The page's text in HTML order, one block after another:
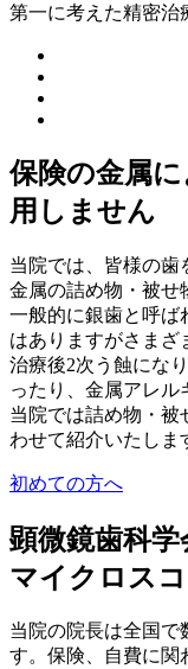
第一に考えた精密治
保険の金属
用しません
当院では、皆様の歯
金属の詰め物・被せ
一般的に銀歯と呼ば
はありますがさまざ
治療後2次う蝕にな
ったり、金属アレル
当院では詰め物・被
わせて紹介いたしま
初めての方へ
顕微鏡歯科
マイクロス
当院の院長は全国で
す。保険、自費に関